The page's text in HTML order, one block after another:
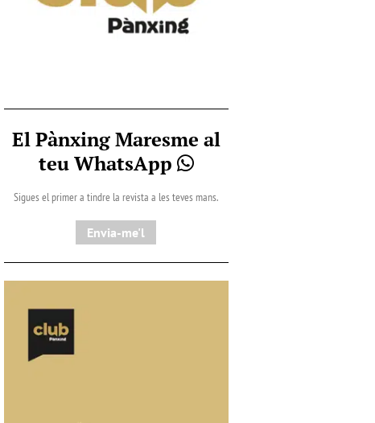
El Pànxing Maresme al
teu WhatsApp
Sigues el primer a tindre la revista a les teves mans.
Envia-me'l